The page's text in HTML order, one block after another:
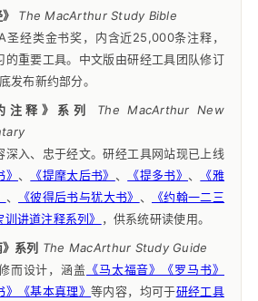
The MacArthur Study Bible
圣经类金书奖，内含近25,000条注释，
的重要工具。中文版由研经工具团队修订
发布新约部分。
注释》系列
The MacArthur New
深入、忠于经文。研经工具网站现已上线
、 《提摩太后书》 、 《提多书》 、
《雅
、 《彼得后书与犹大书》 、
《约翰一二三
训讲道注释系列》
，供系统研读使用。
系列 The MacArthur Study Guide
而设计，涵盖 《马太福音》《罗马书》
》《基本真理》等内容，均可于研经工具